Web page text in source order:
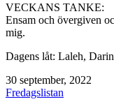
VECKANS TANKE:
Ensam och övergiven
mig.
Dagens låt: Laleh,
Publicerat
den
30 september, 2022
Kategoriserat
Fredagslistan